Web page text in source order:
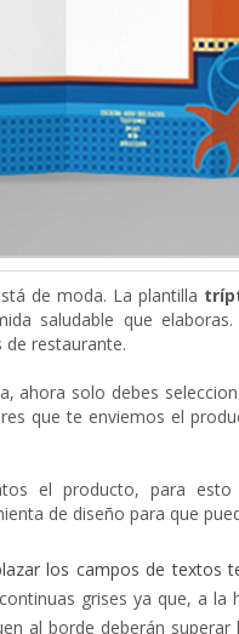
de moda. La plantilla
saludable que
restaurante.
ahora solo debes
que te enviemos el
el producto, para
de diseño para que
los campos de textos
grises ya que, a la
al borde deberán